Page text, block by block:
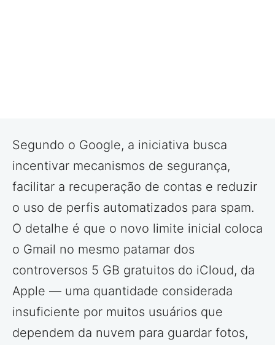
Segundo o Google, a iniciativa busca
incentivar mecanismos de segurança,
facilitar a recuperação de contas e reduzir
o uso de perfis automatizados para spam.
O detalhe é que o novo limite inicial coloca
o Gmail no mesmo patamar dos
controversos 5 GB gratuitos do iCloud, da
Apple — uma quantidade considerada
insuficiente por muitos usuários que
dependem da nuvem para guardar fotos,